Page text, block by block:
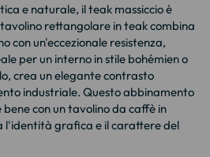
e naturale, il teak massiccio è
tavolino rettangolare in teakcombina
con un'eccezionale resistenza,
per un interno in stile bohémien o
crea un elegante contrasto
industriale. Questo abbinamento
con untavolino da caffè in
l'identità grafica e il carattere del